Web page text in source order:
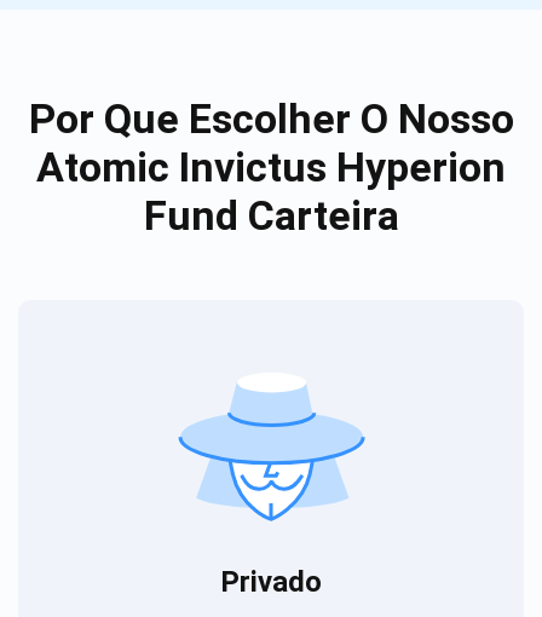
Por Que Escolher O Nosso
Atomic Invictus Hyperion
Fund Carteira
Privado